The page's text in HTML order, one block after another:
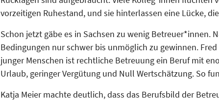
vorzeitigen Ruhestand, und sie hinterlassen eine Lücke,
Schon jetzt gäbe es in Sachsen zu wenig Betreuer*innen.
Bedingungen nur schwer bis unmöglich zu gewinnen.
junger Menschen ist rechtliche Betreuung ein Beruf mit
Urlaub, geringer Vergütung und Null Wertschätzung. So
Katja Meier machte deutlich, dass das Berufsbild der